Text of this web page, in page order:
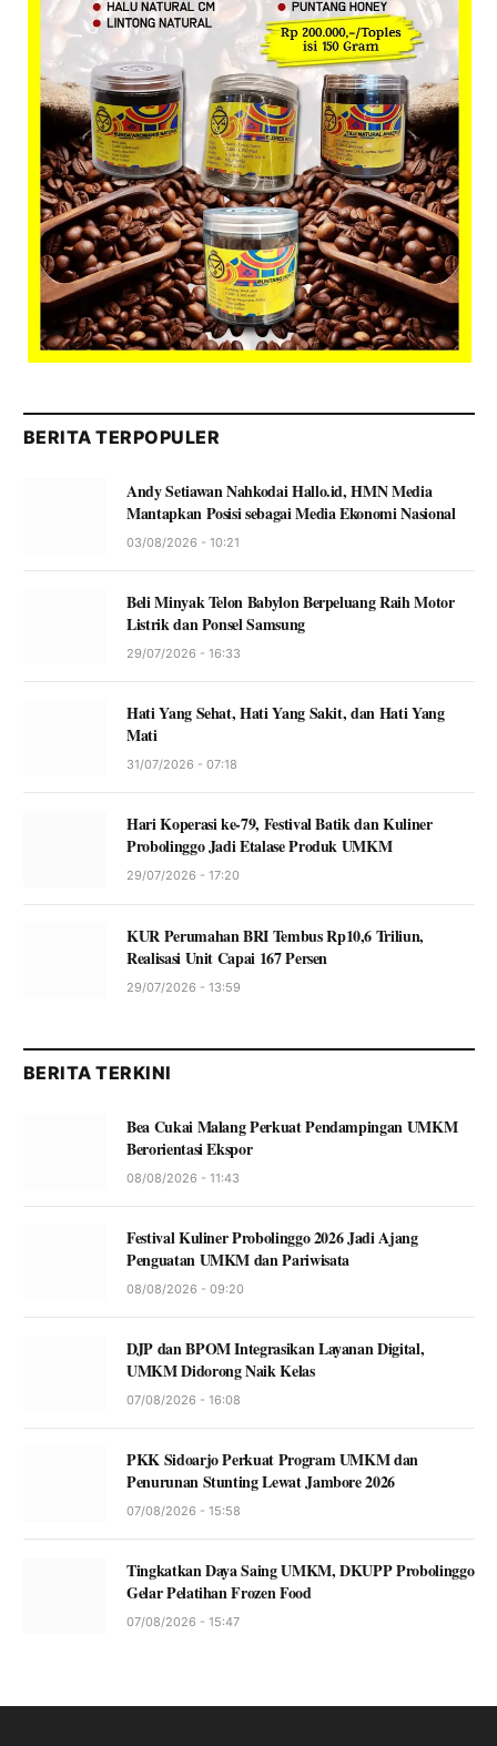
BERITA TERPOPULER
Andy Setiawan Nahkodai Hallo.id, HMN Media
Mantapkan Posisi sebagai Media Ekonomi Nasional
03/08/2026 - 10:21
Beli Minyak Telon Babylon Berpeluang Raih Motor
Listrik dan Ponsel Samsung
29/07/2026 - 16:33
Hati Yang Sehat, Hati Yang Sakit, dan Hati Yang
Mati
31/07/2026 - 07:18
Hari Koperasi ke-79, Festival Batik dan Kuliner
Probolinggo Jadi Etalase Produk UMKM
29/07/2026 - 17:20
KUR Perumahan BRI Tembus Rp10,6 Triliun,
Realisasi Unit Capai 167 Persen
29/07/2026 - 13:59
BERITA TERKINI
Bea Cukai Malang Perkuat Pendampingan UMKM
Berorientasi Ekspor
08/08/2026 - 11:43
Festival Kuliner Probolinggo 2026 Jadi Ajang
Penguatan UMKM dan Pariwisata
08/08/2026 - 09:20
DJP dan BPOM Integrasikan Layanan Digital,
UMKM Didorong Naik Kelas
07/08/2026 - 16:08
PKK Sidoarjo Perkuat Program UMKM dan
Penurunan Stunting Lewat Jambore 2026
07/08/2026 - 15:58
Tingkatkan Daya Saing UMKM, DKUPP Probolinggo
Gelar Pelatihan Frozen Food
07/08/2026 - 15:47